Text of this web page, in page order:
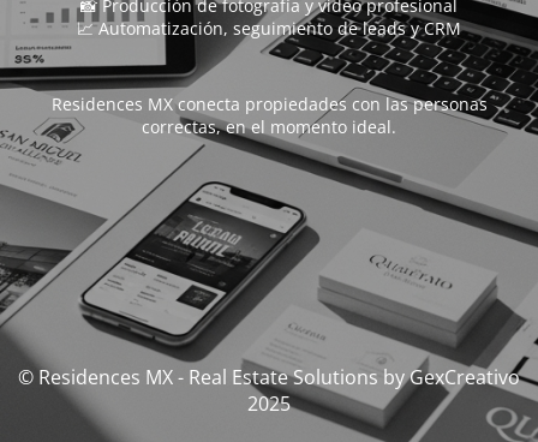
📸 Producción de fotografía y video profesional
📈 Automatización, seguimiento de leads y CRM
Residences MX conecta propiedades con las personas
correctas, en el momento ideal.
© Residences MX - Real Estate Solutions by GexCreativo
2025